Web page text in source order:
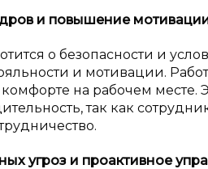
и повышение
о безопасности и
и мотивации.
на рабочем месте.
так как
угроз и проактивное